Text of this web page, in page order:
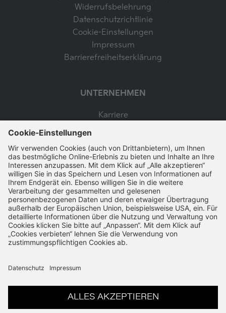
Widerrufsbelehrung
Datenschutzrichtlinie
Cookie-Einstellungen
Impressum
Barrierefreiheitserklärung
UNTERNEHMEN
Karriere
SSL-Verschlüsselung Schnelle Bearbeitung
VERTRAG WIDERRUFEN